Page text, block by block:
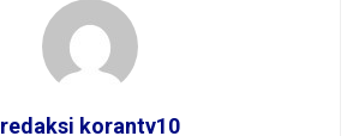
redaksi korantv10